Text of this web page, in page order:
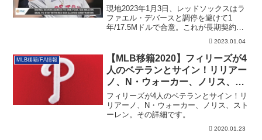
あり）
現地2023年1月3日、レッドソックスはラ
ファエル・デバースと調停を避けて1
年/17.5Mドルで合意。これが長期契約で
上書きされる予兆であることを祈りたい
2023.01.04
MLB移籍/FA情報
【MLB移籍2020】フィリーズが4
人のベテランとサイン！リリアー
ノ、N・ウォーカー、ノリス、ス
トーレン！
フィリーズが4人のベテランとサイン！リ
リアーノ、N・ウォーカー、ノリス、スト
ーレン。その詳細です。
2020.01.23